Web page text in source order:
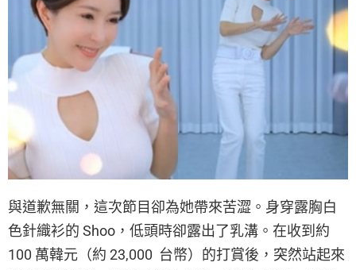
與道歉無關，這次節目卻為她帶來苦澀。身穿露胸白
色針織衫的 Shoo，低頭時卻露出了乳溝。在收到約
100 萬韓元（約 23,000 台幣）的打賞後，突然站起來